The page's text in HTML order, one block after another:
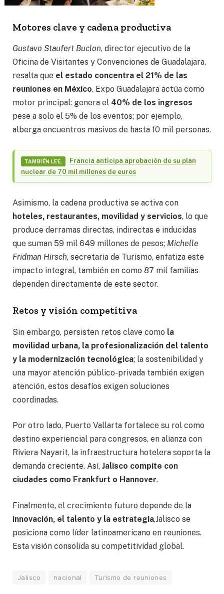
Motores clave y cadena productiva
Gustavo Staufert Buclon, director ejecutivo de la
Oficina de Visitantes y Convenciones de Guadalajara,
resalta que el estado concentra el 21% de las
reuniones en México. Expo Guadalajara actúa como
motor principal: genera el 40% de los ingresos
pese a solo el 5% de los eventos; por ejemplo,
alberga encuentros masivos de hasta 10 mil personas.
TAMBIÉN LEE.
Francia anticipa aprobación de su plan
nuclear de 70 mil millones de euros
Asimismo, la cadena productiva se activa con
hoteles, restaurantes, movilidad y servicios, lo que
produce derramas directas, indirectas e inducidas
que suman 59 mil 649 millones de pesos; Michelle
Fridman Hirsch, secretaria de Turismo, enfatiza este
impacto integral, también en como 87 mil familias
dependen directamente de este sector.
Retos y visión competitiva
Sin embargo, persisten retos clave como la
movilidad urbana, la profesionalización del talento
y la modernización tecnológica; la sostenibilidad y
una mayor atención público-privada también exigen
atención, estos desafíos exigen soluciones
coordinadas.
Por otro lado, Puerto Vallarta fortalece su rol como
destino experiencial para congresos, en alianza con
Riviera Nayarit, la infraestructura hotelera soporta la
demanda creciente. Así, Jalisco compite con
ciudades como Frankfurt o Hannover.
Finalmente, el crecimiento futuro depende de la
innovación, el talento y la estrategia,Jalisco se
posiciona como líder latinoamericano en reuniones.
Esta visión consolida su competitividad global.
Jalisco nacional Turismo de reuniones